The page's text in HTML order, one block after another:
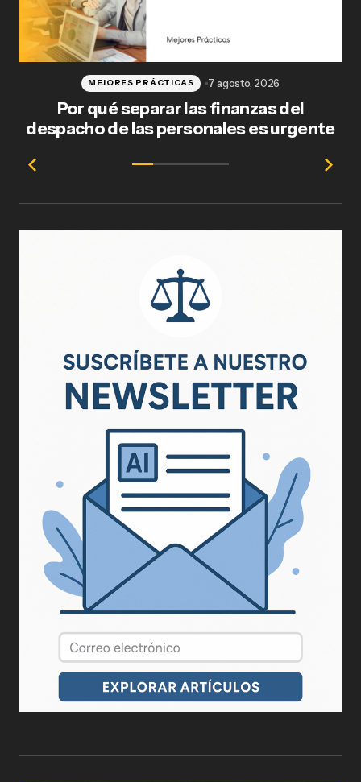
Por qué separar las finanzas del
despacho de las personales es urgente
MEJORES PRÁCTICAS 7 agosto, 2026